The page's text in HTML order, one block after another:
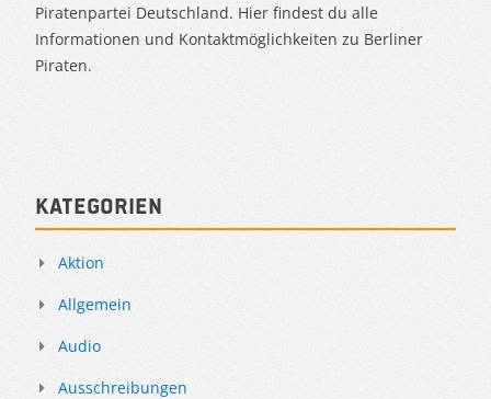
Piratenpartei Deutschland. Hier findest du alle
Informationen und Kontaktmöglichkeiten zu Berliner
Piraten.
Kategorien
Aktion
Allgemein
Audio
Ausschreibungen